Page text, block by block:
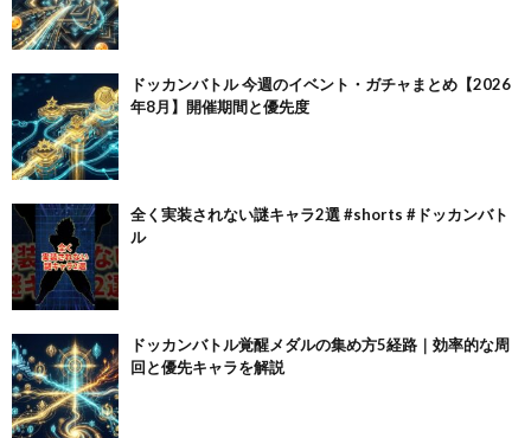
ドッカンバトル 今週のイベント・ガチャまとめ【2026
年8月】開催期間と優先度
全く実装されない謎キャラ2選 #shorts #ドッカンバト
ル
ドッカンバトル覚醒メダルの集め方5経路｜効率的な周
回と優先キャラを解説